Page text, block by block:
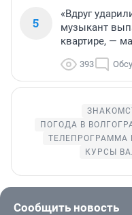
5
«Вдруг
музыкант
квартире, —
393
ПОГОДА В
ТЕЛЕПРОГРАММА
КУРСЫ
Сообщить новость